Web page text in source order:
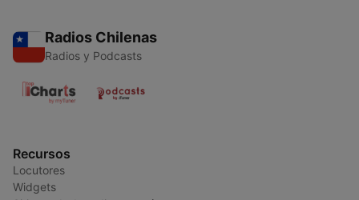
Radios Chilenas
Radios y Podcasts
Recursos
Locutores
Widgets